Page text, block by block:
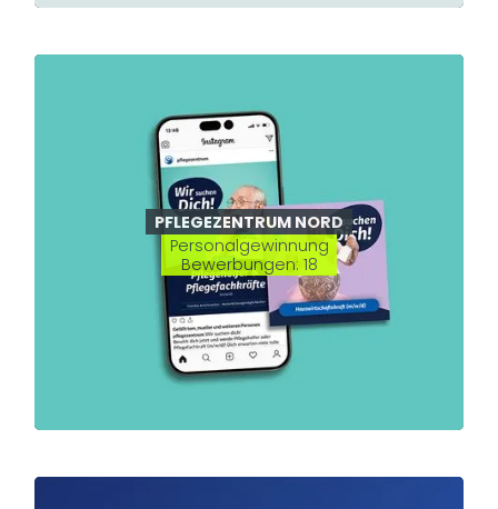
PFLEGEZENTRUM NORD
Personalgewinnung
Bewerbungen: 18